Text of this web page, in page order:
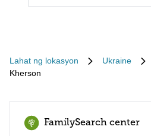
Lahat ng lokasyon Ukraine
Kherson
FamilySearch center